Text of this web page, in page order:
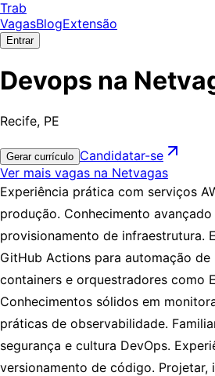
Trab
VagasBlogExtensão
Entrar
Devops na
Recife, PE
Gerar currículo Candidatar-se
Ver mais vagas na Netvagas
Experiência prática com serviços
produção. Conhecimento
provisionamento de infraestrutura.
GitHub Actions para automação de
containers e orquestradores como
Conhecimentos sólidos em
práticas de observabilidade.
segurança e cultura DevOps.
versionamento de código. Projetar,